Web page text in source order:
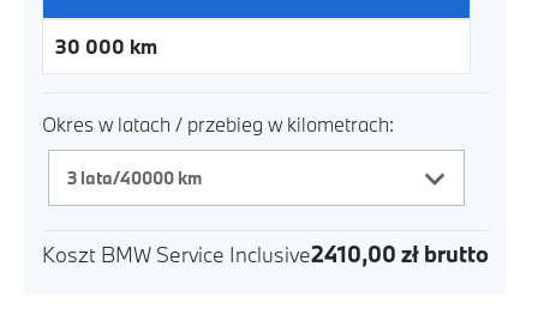
30 000 km
Okres w latach / przebieg w kilometrach:
Koszt BMW Service Inclusive2410,00 zł brutto